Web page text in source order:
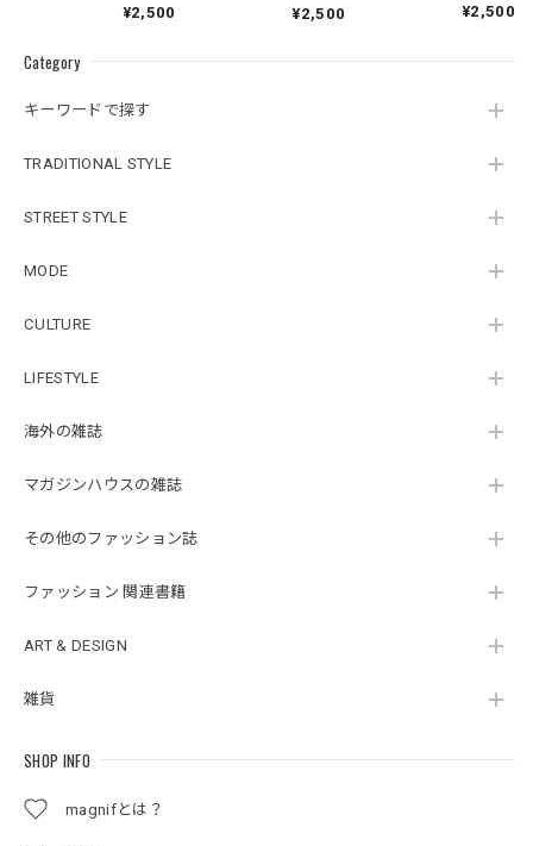
Category
キーワードで探す
TRADITIONAL STYLE
STREET STYLE
MODE
CULTURE
LIFESTYLE
海外の雑誌
マガジンハウスの雑誌
その他のファッション誌
ファッション 関連書籍
ART & DESIGN
雑貨
SHOP INFO
magnifとは？
¥2,500 ¥2,500 ¥2,500